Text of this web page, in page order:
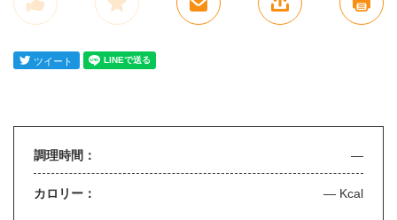
調理時間： —
カロリー： — Kcal